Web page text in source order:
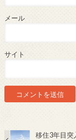
メール
サイト
移住3年目突